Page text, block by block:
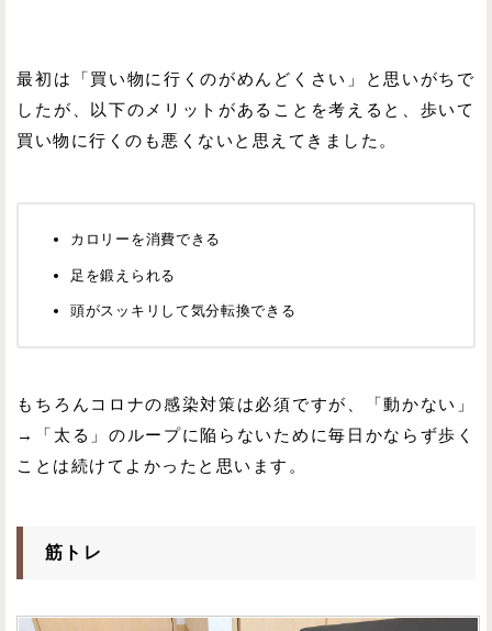
最初は「買い物に行くのがめんどくさい」と思いがちで
したが、以下のメリットがあることを考えると、歩いて
買い物に行くのも悪くないと思えてきました。
カロリーを消費できる
足を鍛えられる
頭がスッキリして気分転換できる
もちろんコロナの感染対策は必須ですが、「動かない」
→「太る」のループに陥らないために毎日かならず歩く
ことは続けてよかったと思います。
筋トレ